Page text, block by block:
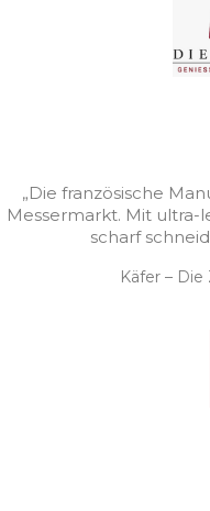
„Die französische
Messermarkt. Mit ultra-
scharf
Käfer –